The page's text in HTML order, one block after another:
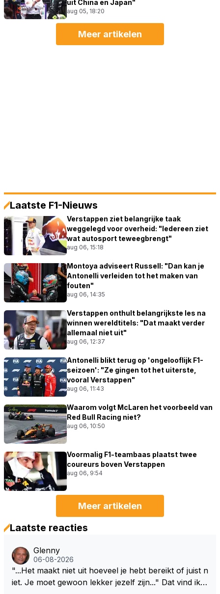
uit China en Japan"
aug 05, 18:20
Meer artikelen
Laatste F1-Nieuws
Verstappen ziet belangrijke taak
weggelegd voor overheid: "Iedereen ziet
wat autosport teweegbrengt"
aug 06, 15:18
Montoya adviseert Russell: "Dan kan je
Antonelli verleiden tot het maken van
fouten"
aug 06, 14:35
Verstappen onthult belangrijkste les na
winnen wereldtitels: "Dat maakt verder
allemaal niet uit"
aug 06, 12:37
Antonelli blikt terug op 'ongelooflijk F1-
seizoen': "Ze gingen tot het uiterste,
vooral Verstappen"
aug 06, 11:43
Waarom volgt McLaren het voorbeeld van
Red Bull Racing niet?
aug 06, 10:50
Voormalig F1-teambaas plaatst twee
coureurs boven Verstappen
aug 06, 9:54
Meer artikelen
Laatste reacties
Glenny
06-08-2026
"...Het maakt niet uit hoeveel je hebt bereikt of juist n
iet. Je moet gewoon lekker jezelf zijn..." Dat vind ik z